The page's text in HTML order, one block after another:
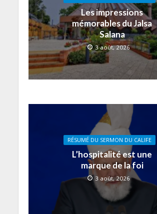
Les impressions
mémorables du Jalsa
Salana
3 août, 2026
RÉSUMÉ DU SERMON DU CALIFE
L’hospitalité est une
marque de la foi
3 août, 2026